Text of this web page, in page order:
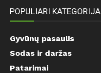
POPULIARI KATEGORIJA
Gyvūnų pasaulis
Sodas ir daržas
Patarimai